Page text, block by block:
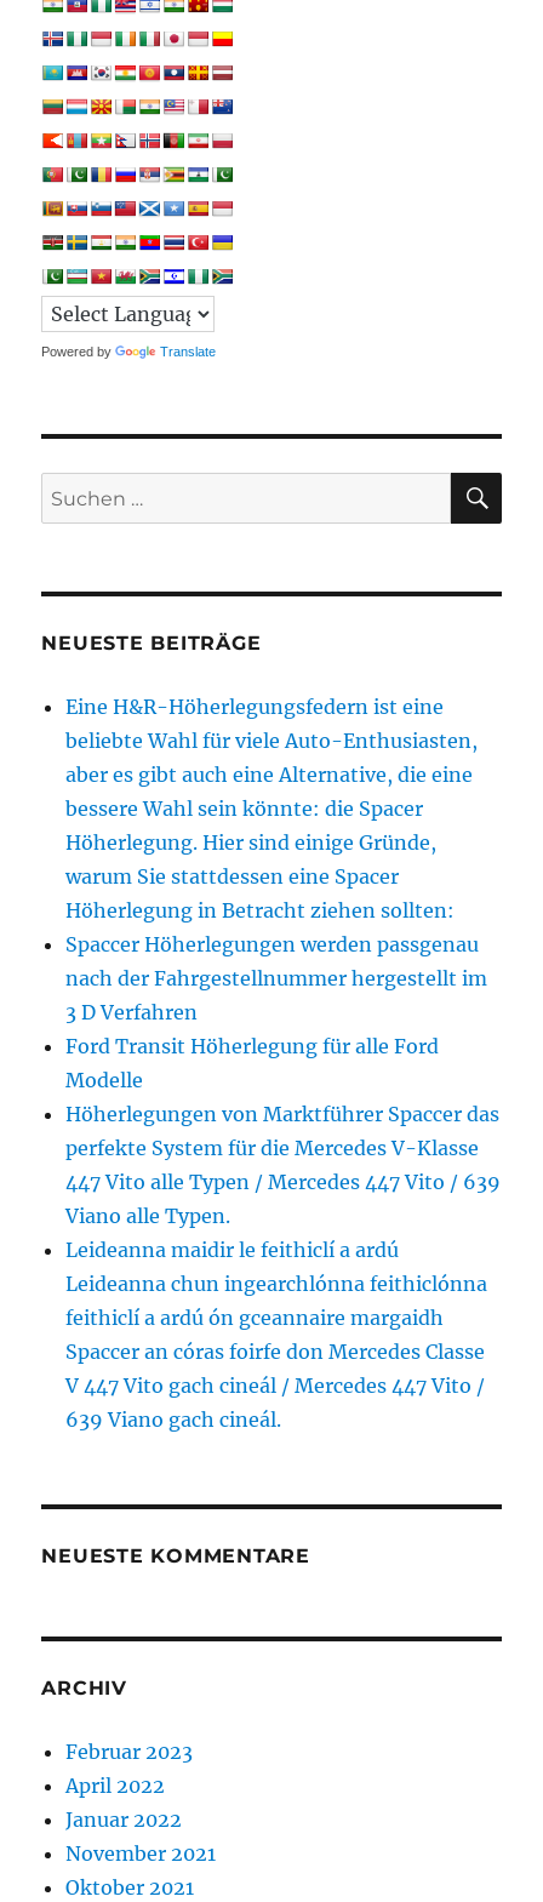
Powered by Translate
Suchen
nach:
NEUESTE BEITRÄGE
Eine H&R-Höherlegungsfedern ist eine
beliebte Wahl für viele Auto-Enthusiasten,
aber es gibt auch eine Alternative, die eine
bessere Wahl sein könnte: die Spacer
Höherlegung. Hier sind einige Gründe,
warum Sie stattdessen eine Spacer
Höherlegung in Betracht ziehen sollten:
Spaccer Höherlegungen werden passgenau
nach der Fahrgestellnummer hergestellt im
3 D Verfahren
Ford Transit Höherlegung für alle Ford
Modelle
Höherlegungen von Marktführer Spaccer das
perfekte System für die Mercedes V-Klasse
447 Vito alle Typen / Mercedes 447 Vito / 639
Viano alle Typen.
Leideanna maidir le feithiclí a ardú
Leideanna chun ingearchlónna feithiclónna
feithiclí a ardú ón gceannaire margaidh
Spaccer an córas foirfe don Mercedes Classe
V 447 Vito gach cineál / Mercedes 447 Vito /
639 Viano gach cineál.
NEUESTE KOMMENTARE
ARCHIV
Februar 2023
April 2022
Januar 2022
November 2021
Oktober 2021